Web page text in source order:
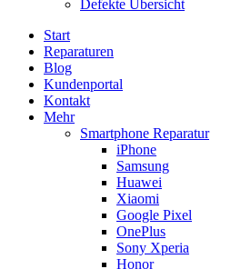
Defekte Übersicht
Start
Reparaturen
Blog
Kundenportal
Kontakt
Mehr
Smartphone Reparatur
iPhone
Samsung
Huawei
Xiaomi
Google Pixel
OnePlus
Sony Xperia
Honor